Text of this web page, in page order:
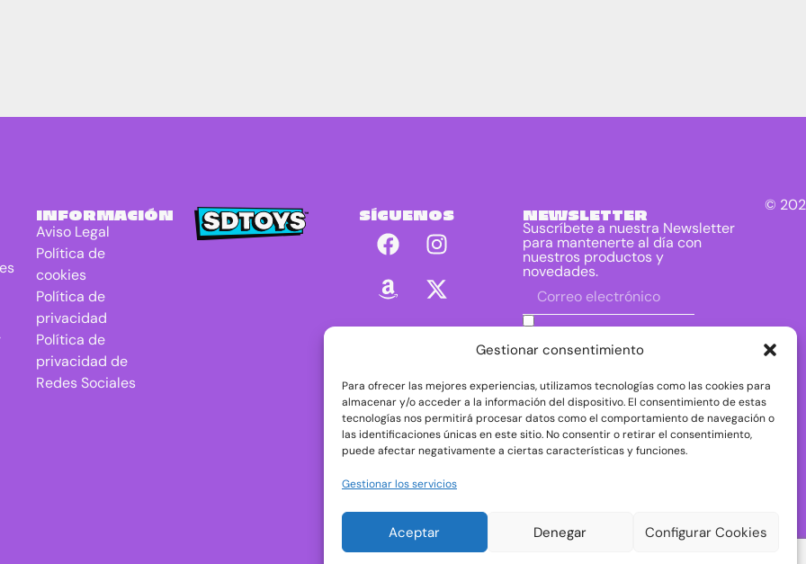
Gestionar consentimiento
Para ofrecer las mejores experiencias, utilizamos tecnologías como las cookies para
almacenar y/o acceder a la información del dispositivo. El consentimiento de estas
tecnologías nos permitirá procesar datos como el comportamiento de navegación o
las identificaciones únicas en este sitio. No consentir o retirar el consentimiento,
puede afectar negativamente a ciertas características y funciones.
Gestionar los servicios
Aceptar Denegar Configurar Cookies
INFORMACIÓN
Aviso Legal
Política de
cookies
Política de
privacidad
Política de
privacidad de
Redes Sociales
SÍGUENOS NEWSLETTER
Suscríbete a nuestra Newsletter
para mantenerte al día con
nuestros productos y
novedades.
contenidas en la política de privacidad
sobre el tratamiento de mis datos para
DIRAC DIST, S.L. como responsable del
tratamiento tratará tus datos con la finalidad de
dar respuesta a tu consulta o petición. Puedes
acceder, rectificar y suprimir tus datos, así como
ejercer otros derechos consultando la
información adicional y detallada sobre
©